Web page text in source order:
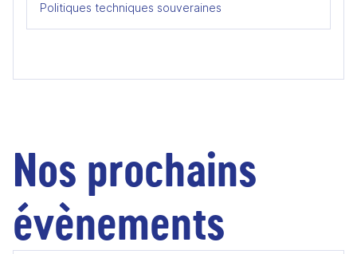
Politiques techniques souveraines
Nos prochains
évènements